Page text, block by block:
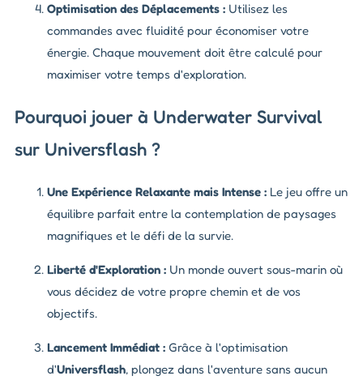
Optimisation des Déplacements : Utilisez les
commandes avec fluidité pour économiser votre
énergie. Chaque mouvement doit être calculé pour
maximiser votre temps d'exploration.
Pourquoi jouer à Underwater Survival
sur Universflash ?
Une Expérience Relaxante mais Intense : Le jeu offre un
équilibre parfait entre la contemplation de paysages
magnifiques et le défi de la survie.
Liberté d'Exploration : Un monde ouvert sous-marin où
vous décidez de votre propre chemin et de vos
objectifs.
Lancement Immédiat : Grâce à l'optimisation
d'Universflash, plongez dans l'aventure sans aucun